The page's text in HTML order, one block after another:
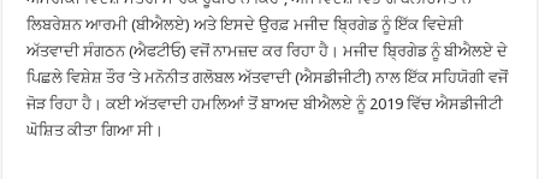
ਲਿਬਰੇਸ਼ਨ ਆਰਮੀ (ਬੀਐਲਏ) ਅਤੇ ਇਸਦੇ ਉਰਫ਼ ਮਜੀਦ ਬ੍ਰਿਗੇਡ ਨੂੰ ਇੱਕ ਵਿਦੇਸ਼ੀ
ਅੱਤਵਾਦੀ ਸੰਗਠਨ (ਐਫਟੀਓ) ਵਜੋਂ ਨਾਮਜ਼ਦ ਕਰ ਰਿਹਾ ਹੈ। ਮਜੀਦ ਬ੍ਰਿਗੇਡ ਨੂੰ ਬੀਐਲਏ ਦੇ
ਪਿਛਲੇ ਵਿਸ਼ੇਸ਼ ਤੌਰ ‘ਤੇ ਮਨੋਨੀਤ ਗਲੋਬਲ ਅੱਤਵਾਦੀ (ਐਸਡੀਜੀਟੀ) ਨਾਲ ਇੱਕ ਸਹਿਯੋਗੀ ਵਜੋਂ
ਜੋੜ ਰਿਹਾ ਹੈ। ਕਈ ਅੱਤਵਾਦੀ ਹਮਲਿਆਂ ਤੋਂ ਬਾਅਦ ਬੀਐਲਏ ਨੂੰ 2019 ਵਿੱਚ ਐਸਡੀਜੀਟੀ
ਘੋਸ਼ਿਤ ਕੀਤਾ ਗਿਆ ਸੀ।